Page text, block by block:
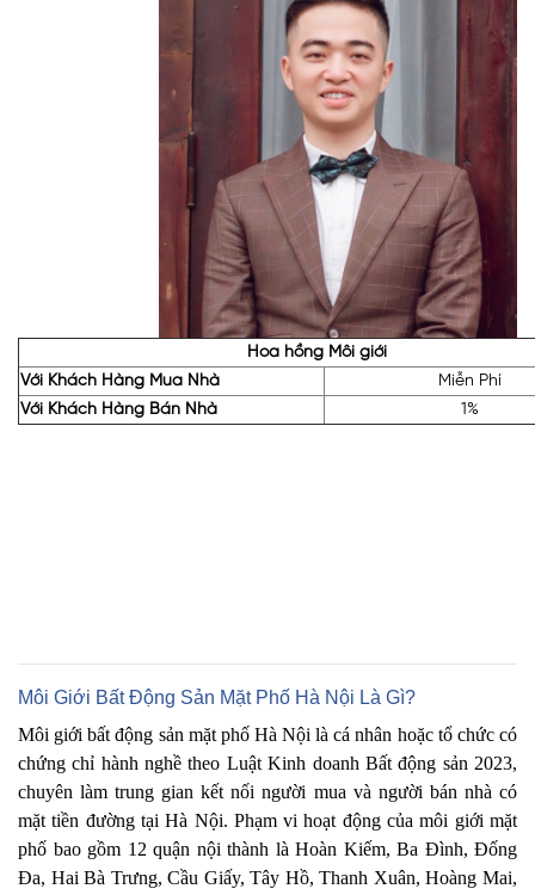
Hoa hồng Môi giới
Với Khách Hàng Mua Nhà
Miễn Phí
Với Khách Hàng Bán Nhà
1%
Môi Giới Bất Động Sản Mặt Phố Hà Nội Là Gì?
Môi giới bất động sản mặt phố Hà Nội là cá nhân hoặc tổ chức có
chứng chỉ hành nghề theo Luật Kinh doanh Bất động sản 2023,
chuyên làm trung gian kết nối người mua và người bán nhà có
mặt tiền đường tại Hà Nội. Phạm vi hoạt động của môi giới mặt
phố bao gồm 12 quận nội thành là Hoàn Kiếm, Ba Đình, Đống
Đa, Hai Bà Trưng, Cầu Giấy, Tây Hồ, Thanh Xuân, Hoàng Mai,